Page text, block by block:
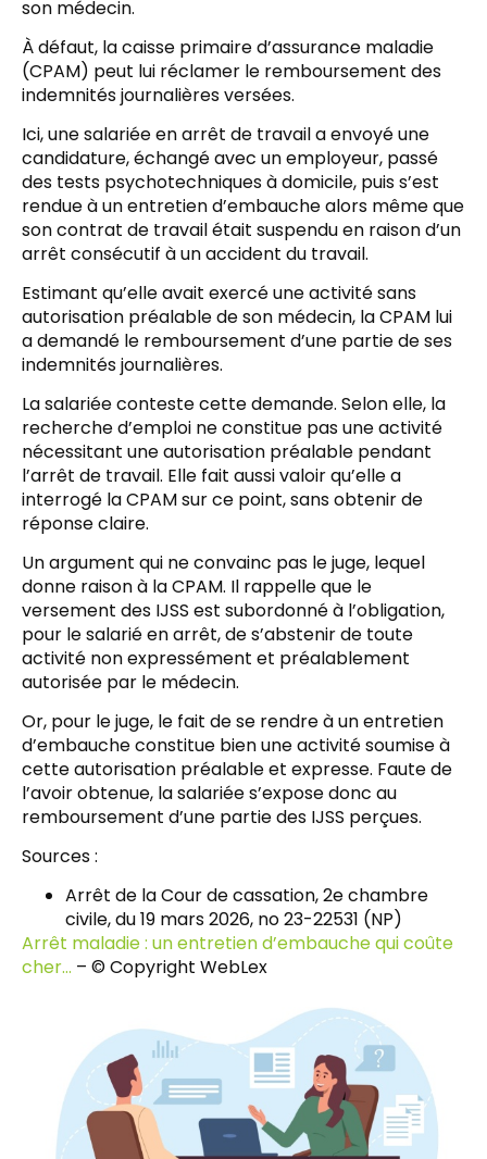
son médecin.
À défaut, la caisse primaire d’assurance maladie
(CPAM) peut lui réclamer le remboursement des
indemnités journalières versées.
Ici, une salariée en arrêt de travail a envoyé une
candidature, échangé avec un employeur, passé
des tests psychotechniques à domicile, puis s’est
rendue à un entretien d’embauche alors même que
son contrat de travail était suspendu en raison d’un
arrêt consécutif à un accident du travail.
Estimant qu’elle avait exercé une activité sans
autorisation préalable de son médecin, la CPAM lui
a demandé le remboursement d’une partie de ses
indemnités journalières.
La salariée conteste cette demande. Selon elle, la
recherche d’emploi ne constitue pas une activité
nécessitant une autorisation préalable pendant
l’arrêt de travail. Elle fait aussi valoir qu’elle a
interrogé la CPAM sur ce point, sans obtenir de
réponse claire.
Un argument qui ne convainc pas le juge, lequel
donne raison à la CPAM. Il rappelle que le
versement des IJSS est subordonné à l’obligation,
pour le salarié en arrêt, de s’abstenir de toute
activité non expressément et préalablement
autorisée par le médecin.
Or, pour le juge, le fait de se rendre à un entretien
d’embauche constitue bien une activité soumise à
cette autorisation préalable et expresse. Faute de
l’avoir obtenue, la salariée s’expose donc au
remboursement d’une partie des IJSS perçues.
Sources :
Arrêt de la Cour de cassation, 2e chambre
civile, du 19 mars 2026, no 23-22531 (NP)
Arrêt maladie : un entretien d’embauche qui coûte
cher… – © Copyright WebLex